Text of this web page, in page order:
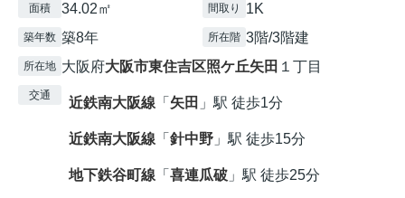
面積 34.02㎡ 間取り 1K
築年数 築8年 所在階 3階/3階建
所在地 大阪府大阪市東住吉区照ケ丘矢田 １丁目
交通 近鉄南大阪線 「 矢田 」駅 徒歩1分
近鉄南大阪線 「 針中野 」駅 徒歩15分
地下鉄谷町線 「 喜連瓜破 」駅 徒歩25分